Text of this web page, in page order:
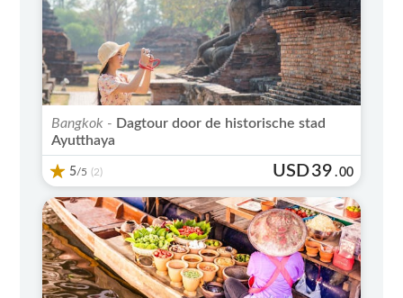
Bangkok - Dagtour door de historische stad
Ayutthaya
5/5 (2) USD39 .00